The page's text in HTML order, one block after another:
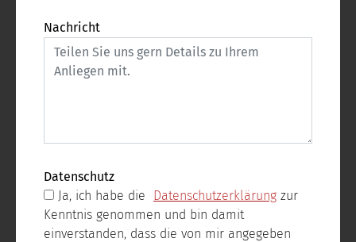
Nachricht
Datenschutz
Ja, ich habe die
Datenschutzerklärung
Kenntnis genommen und bin damit
einverstanden, dass die von mir angegeben